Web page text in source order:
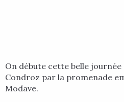
On débute cette belle
Condroz par la promenade
Modave.